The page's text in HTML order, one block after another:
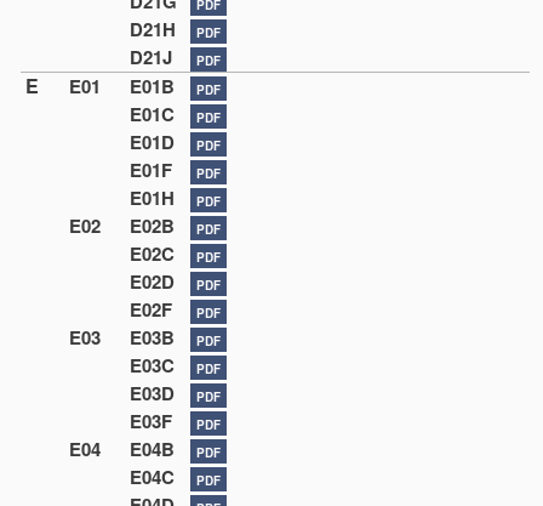
PDF
D21H PDF
D21J PDF
E E01 E01B PDF
E01C PDF
E01D PDF
E01F PDF
E01H PDF
E02 E02B PDF
E02C PDF
E02D PDF
E02F PDF
E03 E03B PDF
E03C PDF
E03D PDF
E03F PDF
E04 E04B PDF
E04C PDF